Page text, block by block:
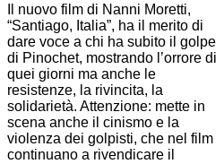
Il nuovo film di Nanni Moretti,
“Santiago, Italia”, ha il merito di
dare voce a chi ha subito il golpe
di Pinochet, mostrando l’orrore di
quei giorni ma anche le
resistenze, la rivincita, la
solidarietà. Attenzione: mette in
scena anche il cinismo e la
violenza dei golpisti, che nel film
continuano a rivendicare il